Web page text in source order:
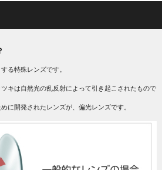
る特殊レンズです。
キは自然光の乱反射によって引き起こされたもので
に開発されたレンズが、偏光レンズです。